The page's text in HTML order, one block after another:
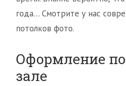
года… Смотрите у нас
потолков фото.
Оформление
зале